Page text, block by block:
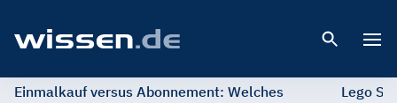
Einmalkauf versus Abonnement: Welches
Lego